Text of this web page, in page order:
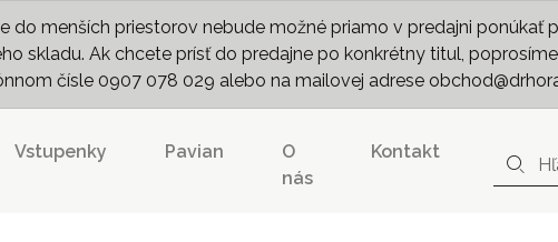
do menších priestorov nebude možné priamo v predajni
skladu. Ak chcete prísť do predajne po konkrétny titul,
čísle 0907 078 029 alebo na mailovej adrese
Vstupenky Pavian
O
nás
Kontakt